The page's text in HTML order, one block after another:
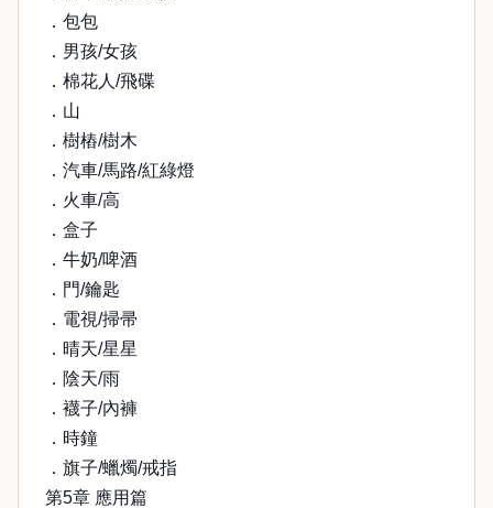
．包包
．男孩/女孩
．棉花人/飛碟
．山
．樹樁/樹木
．汽車/馬路/紅綠燈
．火車/高
．盒子
．牛奶/啤酒
．門/鑰匙
．電視/掃帚
．晴天/星星
．陰天/雨
．襪子/內褲
．時鐘
．旗子/蠟燭/戒指
第5章 應用篇